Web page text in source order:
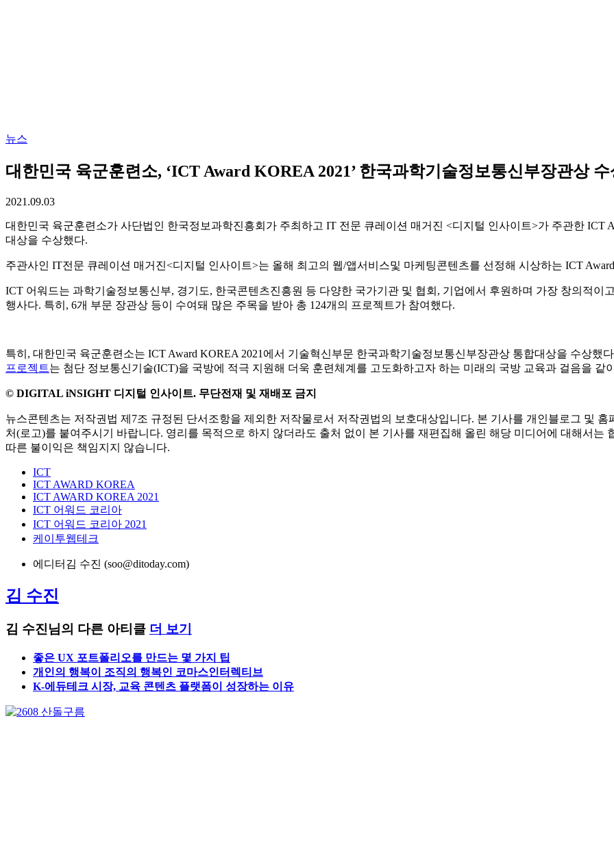
대한민국 육군훈련소, ‘ICT Award KOREA 2021’ 한국과학기술정보통신부장관상 수
2021.09.03
대한민국 육군훈련소가 사단법인 한국정보과학진흥회가 주최하고 IT 전문 큐레이션 매거진 <디지털 인사이트>가 주관한 ICT
대상을 수상했다.
ICT 어워드는 과학기술정보통신부, 경기도, 한국콘텐츠진흥원 등 다양한 국가기관 및 협회, 기업에서 후원하며 가장 창의적이
행사다. 특히, 6개 부문 장관상 등이 수여돼 많은 주목을 받아 총 124개의 프로젝트가 참여했다.
특히, 대한민국 육군훈련소는 ICT Award KOREA 2021에서 기술혁신부문 한국과학기술정보통신부장관상 통합대상을 수상했
프로젝트는 첨단 정보통신기술(ICT)을 국방에 적극 지원해 더욱 훈련체계를 고도화하고자 하는 미래의 국방 교육과 걸음을 같
뉴스콘텐츠는 저작권법 제7조 규정된 단서조항을 제외한 저작물로서 저작권법의 보호대상입니다. 본 기사를 개인블로그 및
처(로고)를 붙여주시기 바랍니다. 영리를 목적으로 하지 않더라도 출처 없이 본 기사를 재편집해 올린 해당 미디어에 대해서
따른 불이익은 책임지지 않습니다.
ICT
ICT AWARD KOREA 2021
ICT 어워드 코리아 2021
에디터김 수진 (soo@ditoday.com)
김 수진